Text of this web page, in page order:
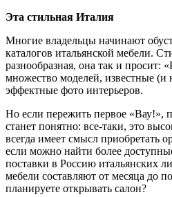
Эта стильная Италия
Многие владельцы начинают
каталогов итальянской мебели.
разнообразная, она так и
множество моделей, известные (и
эффектные фото интерьеров.
Но если пережить первое «Вау!»,
станет понятно: все-таки, это
всегда имеет смысл приобретать
если можно найти более
поставки в Россию итальянских
мебели составляют от месяца до
планируете открывать салон?